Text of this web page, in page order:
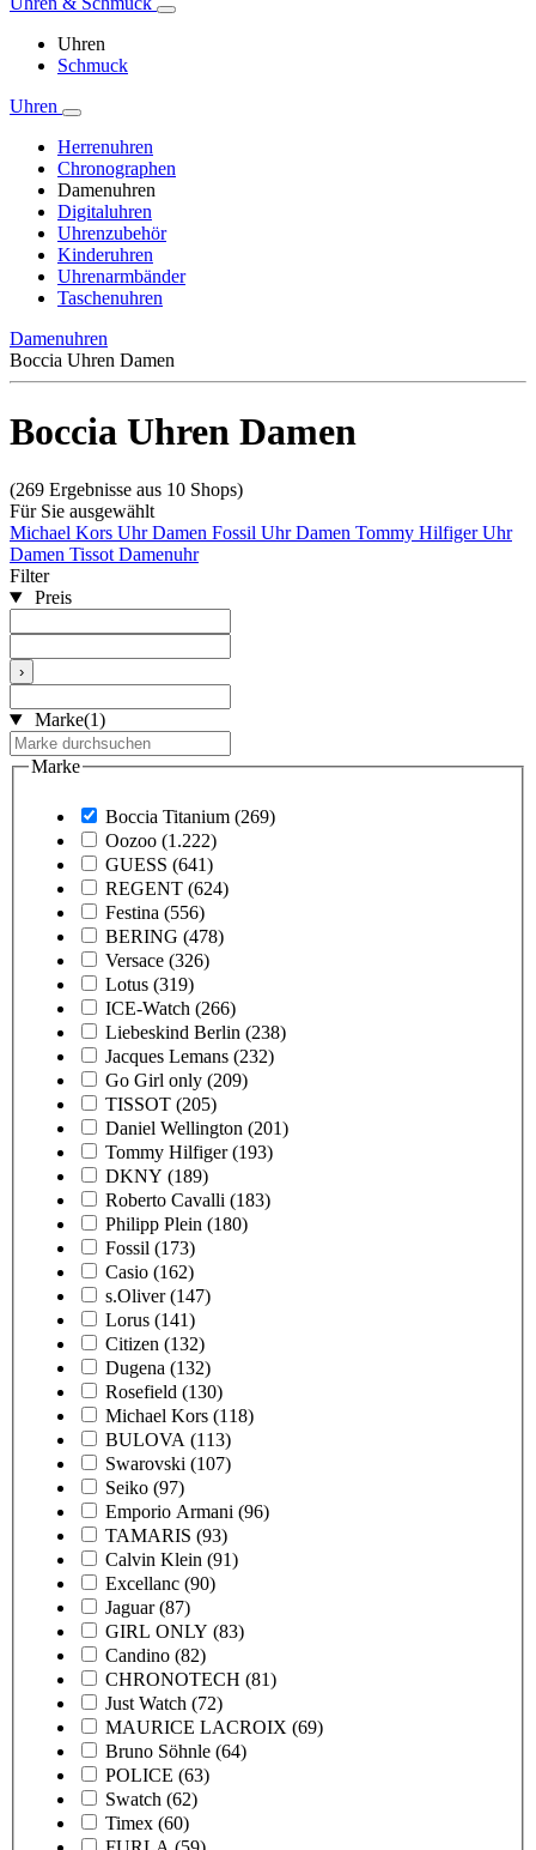
Uhren
Schmuck
Uhren
Herrenuhren
Chronographen
Damenuhren
Digitaluhren
Uhrenzubehör
Kinderuhren
Uhrenarmbänder
Taschenuhren
Damenuhren
Boccia Uhren Damen
Boccia Uhren Damen
(269 Ergebnisse aus 10 Shops)
Für Sie ausgewählt
Michael Kors Uhr Damen Fossil Uhr Damen Tommy Hilfiger Uhr
Damen Tissot Damenuhr
Filter
Preis
›
Marke(1)
Marke
Boccia Titanium (269)
Oozoo (1.222)
GUESS (641)
REGENT (624)
Festina (556)
BERING (478)
Versace (326)
Lotus (319)
ICE-Watch (266)
Liebeskind Berlin (238)
Jacques Lemans (232)
Go Girl only (209)
TISSOT (205)
Daniel Wellington (201)
Tommy Hilfiger (193)
DKNY (189)
Roberto Cavalli (183)
Philipp Plein (180)
Fossil (173)
Casio (162)
s.Oliver (147)
Lorus (141)
Citizen (132)
Dugena (132)
Rosefield (130)
Michael Kors (118)
BULOVA (113)
Swarovski (107)
Seiko (97)
Emporio Armani (96)
TAMARIS (93)
Calvin Klein (91)
Excellanc (90)
Jaguar (87)
GIRL ONLY (83)
Candino (82)
CHRONOTECH (81)
Just Watch (72)
MAURICE LACROIX (69)
Bruno Söhnle (64)
POLICE (63)
Swatch (62)
Timex (60)